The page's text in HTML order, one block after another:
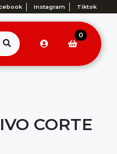
Instagram Tiktok
0
CORTE